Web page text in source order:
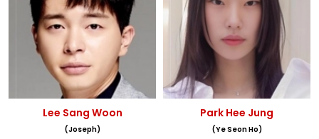
Lee Sang Woon
(Joseph)
Park Hee Jung
(Ye Seon Ho)